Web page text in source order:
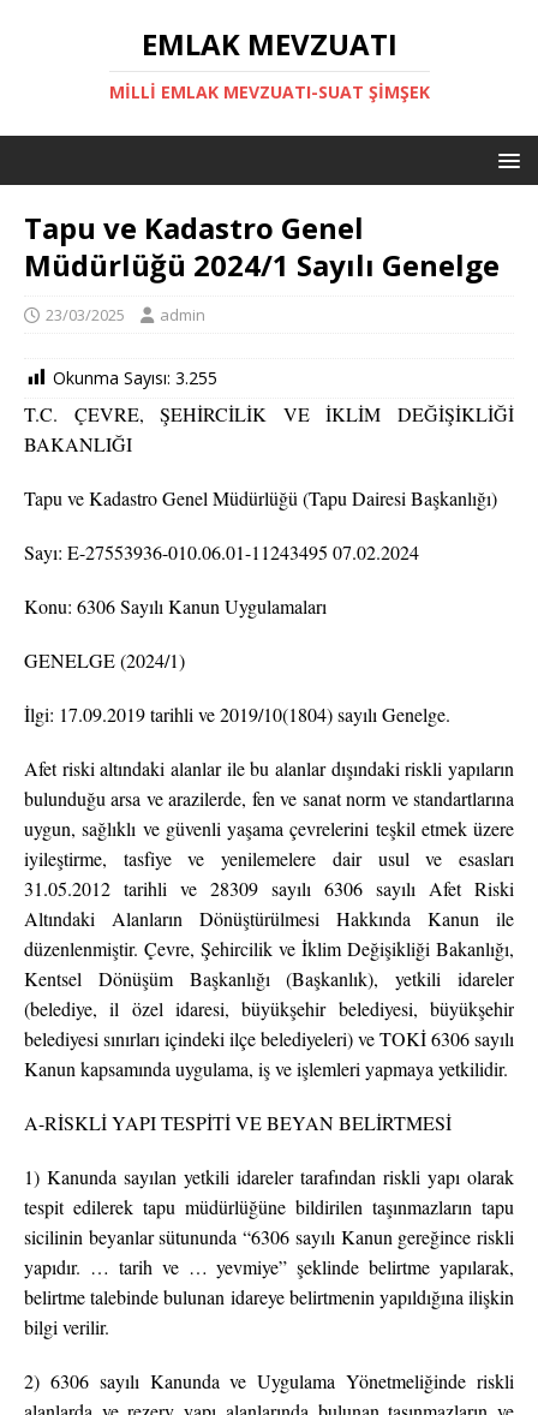
EMLAK MEVZUATI
MILLI EMLAK MEVZUATI-SUAT ŞİMŞEK
Tapu ve Kadastro Genel
Müdürlüğü 2024/1 Sayılı Genelge
23/03/2025 admin
Okunma Sayısı: 3.255
T.C. ÇEVRE, ŞEHİRCİLİK VE İKLİM DEĞİŞİKLİĞİ
BAKANLIĞI
Tapu ve Kadastro Genel Müdürlüğü (Tapu Dairesi Başkanlığı)
Sayı: E-27553936-010.06.01-11243495 07.02.2024
Konu: 6306 Sayılı Kanun Uygulamaları
GENELGE (2024/1)
İlgi: 17.09.2019 tarihli ve 2019/10(1804) sayılı Genelge.
Afet riski altındaki alanlar ile bu alanlar dışındaki riskli yapıların
bulunduğu arsa ve arazilerde, fen ve sanat norm ve standartlarına
uygun, sağlıklı ve güvenli yaşama çevrelerini teşkil etmek üzere
iyileştirme, tasfiye ve yenilemelere dair usul ve esasları
31.05.2012 tarihli ve 28309 sayılı 6306 sayılı Afet Riski
Altındaki Alanların Dönüştürülmesi Hakkında Kanun ile
düzenlenmiştir. Çevre, Şehircilik ve İklim Değişikliği Bakanlığı,
Kentsel Dönüşüm Başkanlığı (Başkanlık), yetkili idareler
(belediye, il özel idaresi, büyükşehir belediyesi, büyükşehir
belediyesi sınırları içindeki ilçe belediyeleri) ve TOKİ 6306 sayılı
Kanun kapsamında uygulama, iş ve işlemleri yapmaya yetkilidir.
A-RİSKLİ YAPI TESPİTİ VE BEYAN BELİRTMESİ
1) Kanunda sayılan yetkili idareler tarafından riskli yapı olarak
tespit edilerek tapu müdürlüğüne bildirilen taşınmazların tapu
sicilinin beyanlar sütununda “6306 sayılı Kanun gereğince riskli
yapıdır. … tarih ve … yevmiye” şeklinde belirtme yapılarak,
belirtme talebinde bulunan idareye belirtmenin yapıldığına ilişkin
bilgi verilir.
2) 6306 sayılı Kanunda ve Uygulama Yönetmeliğinde riskli